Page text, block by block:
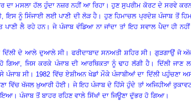
ਦਾ ਮਸਲਾ ਹੱਲ ਹੁੰਦਾ ਨਜ਼ਰ ਨਹੀਂ ਆ ਰਿਹਾ । ਹੁਣ ਸੁਪਰੀਮ ਕੋਰਟ ਦੇ ਸਰਵੇ
,ਇਸ ਨੂੰ ਸਿੰਜਾਈ ਲਈ ਪਾਣੀ ਦੀ ਲੋੜ ਹੈ । ਹੁਣ ਹਿਮਾਚਲ ਪ੍ਰਦੇਸ਼ ਪੰਜਾਬ ਤੋਂ
ਪਾਣੀ ਲੈ ਰਹੇ ਹਨ।ਜੇ ਪੰਜਾਬ ਵੰਡਿਆ ਨਾ ਜਾਂਦਾ ਤਾਂ ਇਹ ਸਵਾਲ ਪੈਦਾ ਹੀ ਨਹੀਂ
ਦਿੱਲੀ ਦੇ ਆਲੇ ਦੁਆਲੇ ਸੀ। ਫਰੀਦਾਬਾਦ ਸਨਅਤੀ ਸ਼ਹਿਰ ਸੀ।ਗੁੜਗਾਉਂ ਜੋ
ਹੋ ਗਿਆ, ਜਿਸ ਕਰਕੇ ਪੰਜਾਬ ਦੀ ਆਰਥਿਕਤਾ ਨੂੰ ਢਾਹ ਲੱਗੀ ਹੈ । ਦਿੱਲੀ ਜਾਣ
ਪੰਜਾਬ ਸੀ। 1982 ਵਿੱਚ ਏਸ਼ੀਅਨ ਖੇਡਾਂ ਮੌਕੇ ਪੰਜਾਬੀਆਂ ਦਾ ਦਿੱਲੀ ਪਹੁੰਚਣਾ
ਵਿੱਚ ਖੱਜਲ ਖ਼ੁਆਰੀ ਹੋਈ। ਜੇ ਇਹ ਪੰਜਾਬ ਦੇ ਹਿੱਸੇ ਹੁੰਦੇ ਤਾਂ ਅਜਿਹੀਆਂ
। ਪੰਜਾਬ ਤੋਂ ਬਾਹਰ ਰਹਿਣ ਵਾਲੇ ਸਿੱਖਾਂ ਦਾ ਜਿਊਣਾ ਦੁੱਭਰ ਹੋ ਗਿਆ।